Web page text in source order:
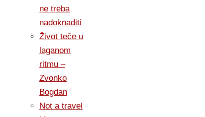
ne treba
nadoknaditi
Život teče u
laganom
ritmu –
Zvonko
Bogdan
Not a travel